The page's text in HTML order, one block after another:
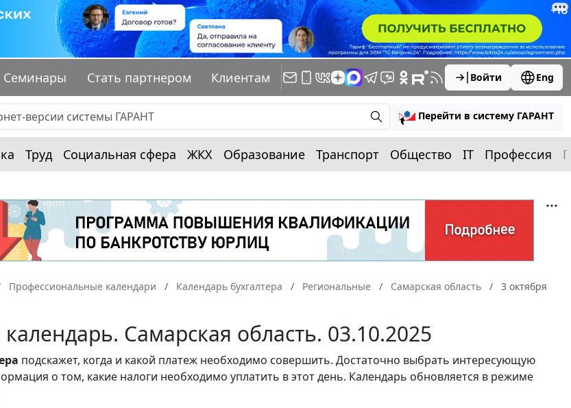
Семинары Стать партнером Клиентам Войти Eng
Перейти в систему ГАРАНТ
Труд Социальная сфера ЖКХ Образование Транспорт Общество IT Профессия
Профессиональные календари Календарь бухгалтера Региональные Самарская область
3 октября
Самарская область. 03.10.2025
подскажет, когда и какой платеж необходимо совершить. Достаточно выбрать интересующую
о том, какие налоги необходимо уплатить в этот день. Календарь обновляется в режиме